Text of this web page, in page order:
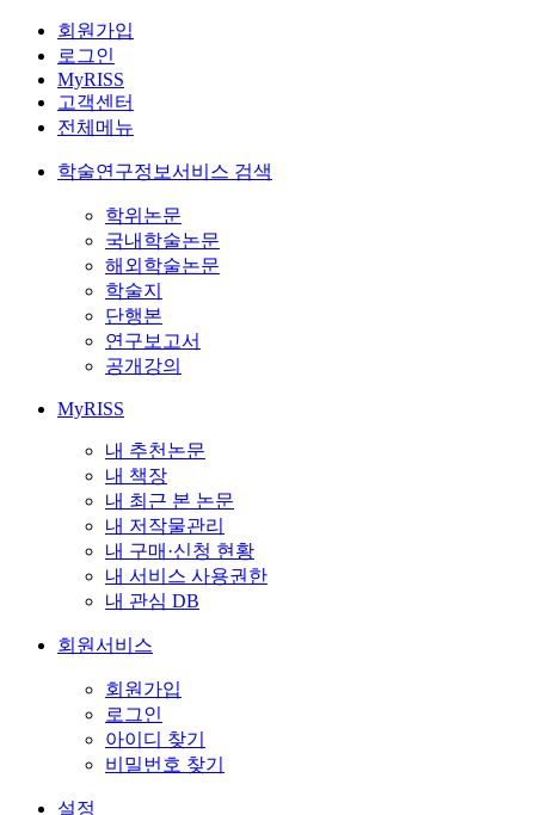
회원가입
로그인
MyRISS
고객센터
전체메뉴
학술연구정보서비스 검색
학위논문
국내학술논문
해외학술논문
학술지
단행본
연구보고서
공개강의
MyRISS
내 추천논문
내 책장
내 최근 본 논문
내 저작물관리
내 구매·신청 현황
내 서비스 사용권한
내 관심 DB
회원서비스
회원가입
로그인
아이디 찾기
비밀번호 찾기
설정